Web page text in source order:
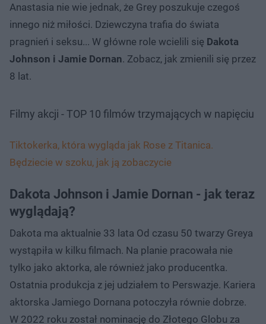
Anastasia nie wie jednak, że Grey poszukuje czegoś
innego niż miłości. Dziewczyna trafia do świata
pragnień i seksu... W główne role wcielili się Dakota
Johnson i Jamie Dornan. Zobacz, jak zmienili się przez
8 lat.
Filmy akcji - TOP 10 filmów trzymających w napięciu
Tiktokerka, która wygląda jak Rose z Titanica.
Będziecie w szoku, jak ją zobaczycie
Dakota Johnson i Jamie Dornan - jak teraz
wyglądają?
Dakota ma aktualnie 33 lata Od czasu 50 twarzy Greya
wystąpiła w kilku filmach. Na planie pracowała nie
tylko jako aktorka, ale również jako producentka.
Ostatnia produkcja z jej udziałem to Perswazje. Kariera
aktorska Jamiego Dornana potoczyła równie dobrze.
W 2022 roku został nominację do Złotego Globu za